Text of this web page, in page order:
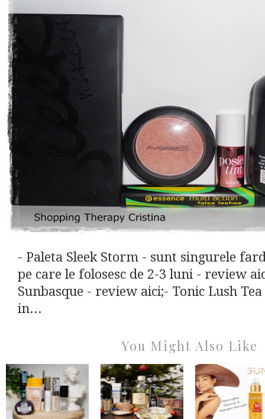
- Paleta Sleek Storm - sunt singurele
pe care le folosesc de 2-3 luni - review
Sunbasque - review aici;- Tonic Lush
in...
You Might Also Like